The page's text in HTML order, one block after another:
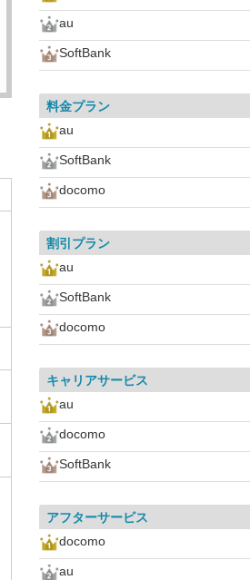
au
SoftBank
料金プラン
au
SoftBank
docomo
割引プラン
au
SoftBank
docomo
キャリアサービス
au
docomo
SoftBank
アフターサービス
docomo
au